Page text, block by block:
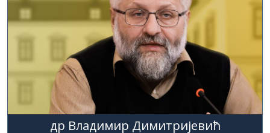
др Владимир Димитријевић